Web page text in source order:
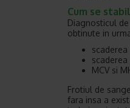
Cum se
Diagnosticul
obtinute in
MCV si
Frotiul de
fara insa a